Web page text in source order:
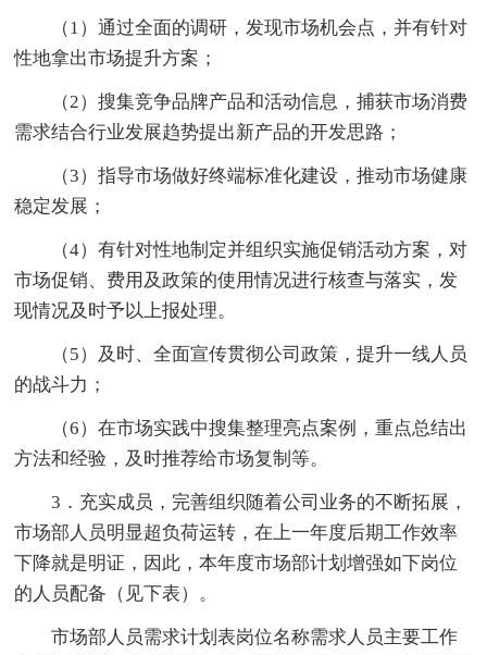
（1）通过全面的调研，发现市场机会点，并有针对
性地拿出市场提升方案；
（2）搜集竞争品牌产品和活动信息，捕获市场消费
需求结合行业发展趋势提出新产品的开发思路；
（3）指导市场做好终端标准化建设，推动市场健康
稳定发展；
（4）有针对性地制定并组织实施促销活动方案，对
市场促销、费用及政策的使用情况进行核查与落实，发
现情况及时予以上报处理。
（5）及时、全面宣传贯彻公司政策，提升一线人员
的战斗力；
（6）在市场实践中搜集整理亮点案例，重点总结出
方法和经验，及时推荐给市场复制等。
3．充实成员，完善组织随着公司业务的不断拓展，
市场部人员明显超负荷运转，在上一年度后期工作效率
下降就是明证，因此，本年度市场部计划增强如下岗位
的人员配备（见下表）。
市场部人员需求计划表岗位名称需求人员主要工作